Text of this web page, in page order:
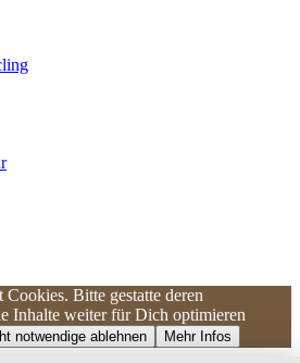
Cookies. Bitte gestatte deren
Inhalte weiter für Dich optimieren
notwendige ablehnen Mehr Infos
Kundenbewertungen und Erfahrungen zu
UNIQUE DOG